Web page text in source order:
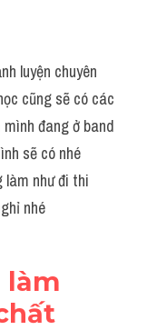
luyện chuyên
cũng sẽ có các
đang ở band
sẽ có nhé
làm như đi thi
nhé
làm